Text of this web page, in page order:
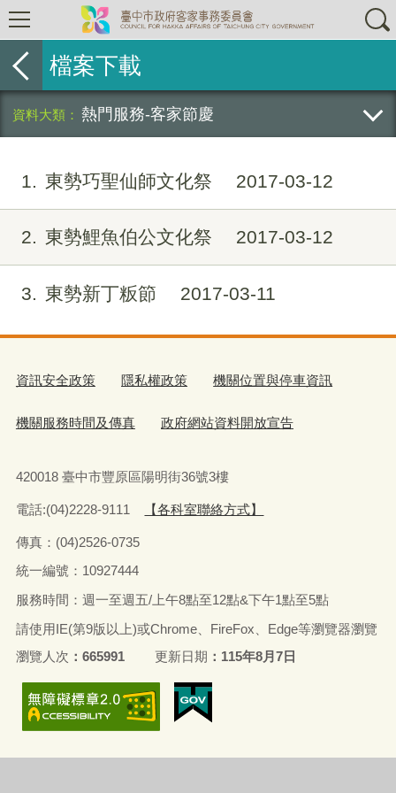
檔案下載
熱門服務-客家節慶
1 東勢巧聖仙師文化祭 2017-03-12
2 東勢鯉魚伯公文化祭 2017-03-12
3 東勢新丁粄節 2017-03-11
資訊安全政策 隱私權政策 機關位置與停車資訊
機關服務時間及傳真 政府網站資料開放宣告
420018 臺中市豐原區陽明街36號3樓
電話:(04)2228-9111 【各科室聯絡方式】
傳真：(04)2526-0735
統一編號：10927444
服務時間：週一至週五/上午8點至12點&下午1點至5點
請使用IE(第9版以上)或Chrome、FireFox、Edge等瀏覽器瀏覽
瀏覽人次
665991 更新日期 115年8月7日